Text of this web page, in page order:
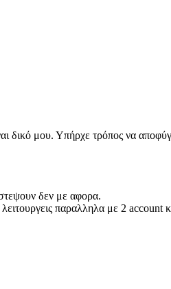
δικό μου. Υπήρχε τρόπος να
δεν με αφορα.
παραλληλα με 2 account